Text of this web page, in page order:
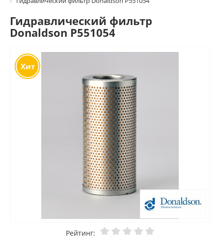
Гидравлический фильтр
Donaldson P551054
Хит
Рейтинг: